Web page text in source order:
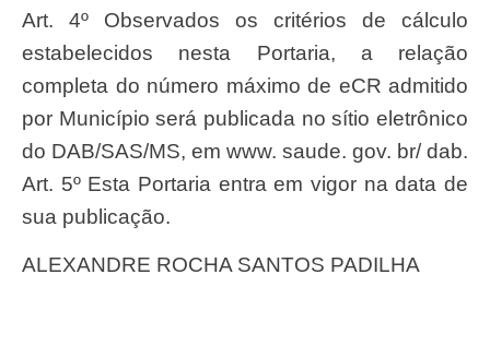
Art. 4º Observados os critérios de cálculo
estabelecidos nesta Portaria, a relação
completa do número máximo de eCR admitido
por Município será publicada no sítio eletrônico
do DAB/SAS/MS, em www. saude. gov. br/ dab.
Art. 5º Esta Portaria entra em vigor na data de
sua publicação.
ALEXANDRE ROCHA SANTOS PADILHA